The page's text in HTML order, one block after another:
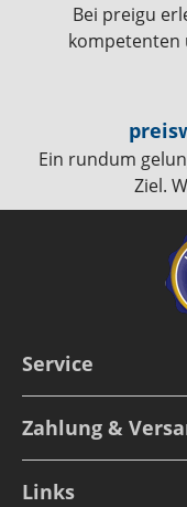
Bei preigu
kompetenten
Ein rundum
Ziel.
Service
Zahlung &
Links